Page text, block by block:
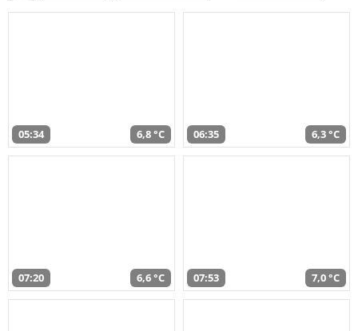
05:34 6,8 °C 06:35 6,3 °C
07:20 6,6 °C 07:53 7,0 °C